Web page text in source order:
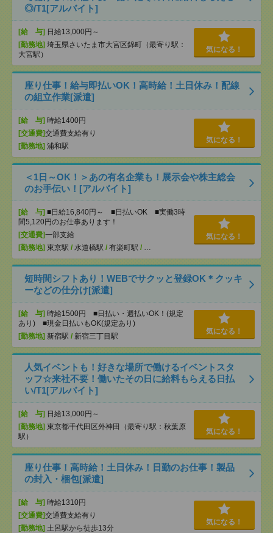
◎/T1[アルバイト]
[給 与] 日給13,000円～
[勤務地] 埼玉県さいたま市大宮区錦町（最寄り駅：
大宮駅）
気になる！
座り仕事！給与即払いOK！高時給！土日休み！配線
の組立作業[派遣]
[給 与] 時給1400円
[交通費]交通費支給有り
[勤務地] 浦和駅
気になる！
＜1日～OK！＞あの有名企業も！展示会や株主総会
のお手伝い！[アルバイト]
[給 与] ■日給16,840円～ ■日払いOK ■実働3時
間5,120円のお仕事あります！
[交通費]一部支給
[勤務地] 東京駅 / 水道橋駅 / 有楽町駅 / …
気になる！
短時間シフトあり！WEBでサクッと登録OK＊クッキ
ーなどの仕分け[派遣]
[給 与] 時給1500円 ■日払い・週払いOK！(規定
あり) ■現金日払いもOK(規定あり)
[勤務地] 新宿駅 / 新宿三丁目駅
気になる！
人気イベントも！好きな場所で働けるイベントスタ
ッフ☆来社不要！働いたその日に給料もらえる日払
い/T1[アルバイト]
[給 与] 日給13,000円～
[勤務地] 東京都千代田区外神田（最寄り駅：秋葉原
駅）
気になる！
座り仕事！高時給！土日休み！日勤のお仕事！製品
の封入・梱包[派遣]
[給 与] 時給1310円
[交通費]交通費支給有り
[勤務地] 土呂駅から徒歩13分
気になる！